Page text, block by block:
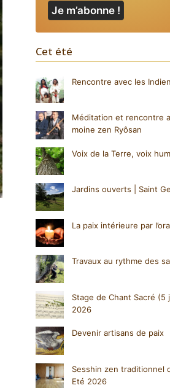
Cet été
Rencontre avec les
Méditation et rencontre
moine zen Ryôsan
Voix de la Terre, voix
Jardins ouverts | Saint
La paix intérieure par
Travaux au rythme des
Stage de Chant Sacré (5
2026
Devenir artisans de paix
Sesshin zen traditionnel
Eté 2026